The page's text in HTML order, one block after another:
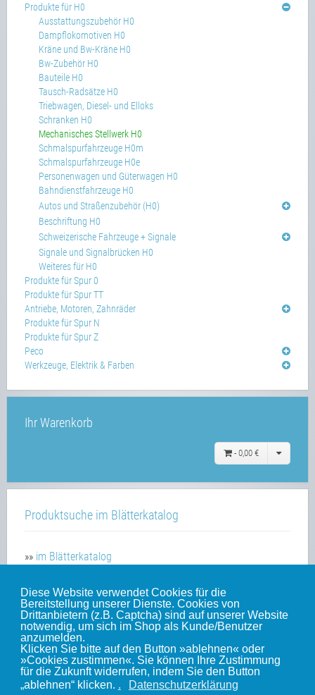
Diese Website verwendet Cookies für die
Bereitstellung unserer Dienste. Cookies von
Drittanbietern (z.B. Captcha) sind auf unserer Website
notwendig, um sich im Shop als Kunde/Benutzer
anzumelden.
Klicken Sie bitte auf den Button »ablehnen« oder
»Cookies zustimmen«. Sie können Ihre Zustimmung
für die Zukunft widerrufen, indem Sie den Button
„ablehnen“ klicken. . Datenschutzerklärung
Produkte für H0
Ausstattungszubehör H0
Dampflokomotiven H0
Kräne und Bw-Kräne H0
Bw-Zubehör H0
Bauteile H0
Tausch-Radsätze H0
Triebwagen, Diesel- und Elloks
Schranken H0
Mechanisches Stellwerk H0
Schmalspurfahrzeuge H0m
Schmalspurfahrzeuge H0e
Personenwagen und Güterwagen H0
Bahndienstfahrzeuge H0
Autos und Straßenzubehör (H0)
Beschriftung H0
Schweizerische Fahrzeuge + Signale
Signale und Signalbrücken H0
Weiteres für H0
Produkte für Spur 0
Produkte für Spur TT
Antriebe, Motoren, Zahnräder
Produkte für Spur N
Produkte für Spur Z
Peco
Werkzeuge, Elektrik & Farben
Ihr Warenkorb
- 0,00 €
Produktsuche im Blätterkatalog
»» im Blätterkatalog
Unsere weiteren Websites
Weinert-Blog
mein Gleis